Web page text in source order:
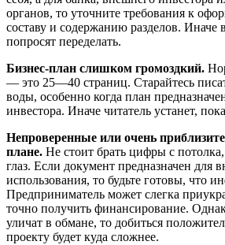
органов, то уточните требования к
составу и содержанию разделов. Иначе
попросят переделать.
Бизнес-план слишком громоздкий.
— это 25—40 страниц. Старайтесь
воды, особенно когда план
инвестора. Иначе читатель устанет,
Непроверенные или очень
плане. Не стоит брать цифры с
глаз. Если документ предназначен для
использования, то будьте готовы, что
Предприниматель может слегка
точно получить финансирование.
уличат в обмане, то добиться
проекту будет куда сложнее.